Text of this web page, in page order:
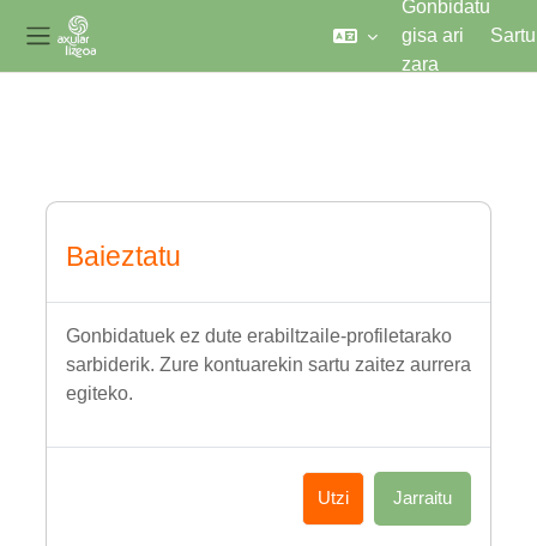
Alboko panela
Gonbidatu
gisa ari
zara
Sartu
Baieztatu
Gonbidatuek ez dute erabiltzaile-profiletarako
sarbiderik. Zure kontuarekin sartu zaitez aurrera
egiteko.
Utzi Jarraitu